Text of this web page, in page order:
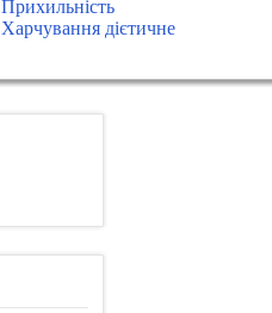
Прихильність
Харчування дієтичне